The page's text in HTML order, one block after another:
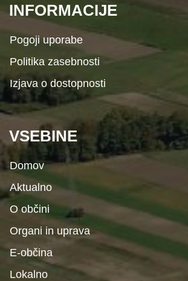
INFORMACIJE
Pogoji uporabe
Politika zasebnosti
Izjava o dostopnosti
VSEBINE
Domov
Aktualno
O občini
Organi in uprava
E-občina
Lokalno